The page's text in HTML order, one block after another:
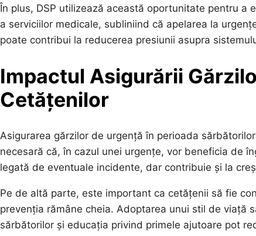
În plus, DSP utilizează această oportunitate pentru a
a serviciilor medicale, subliniind că apelarea la
poate contribui la reducerea presiunii asupra
Impactul Asigurării
Cetățenilor
Asigurarea gărzilor de urgență în perioada
necesară că, în cazul unei urgențe, vor beneficia de
legată de eventuale incidente, dar contribuie și la
Pe de altă parte, este important ca cetățenii să fie
prevenția rămâne cheia. Adoptarea unui stil de viață
sărbătorilor și educația privind primele ajutoare pot